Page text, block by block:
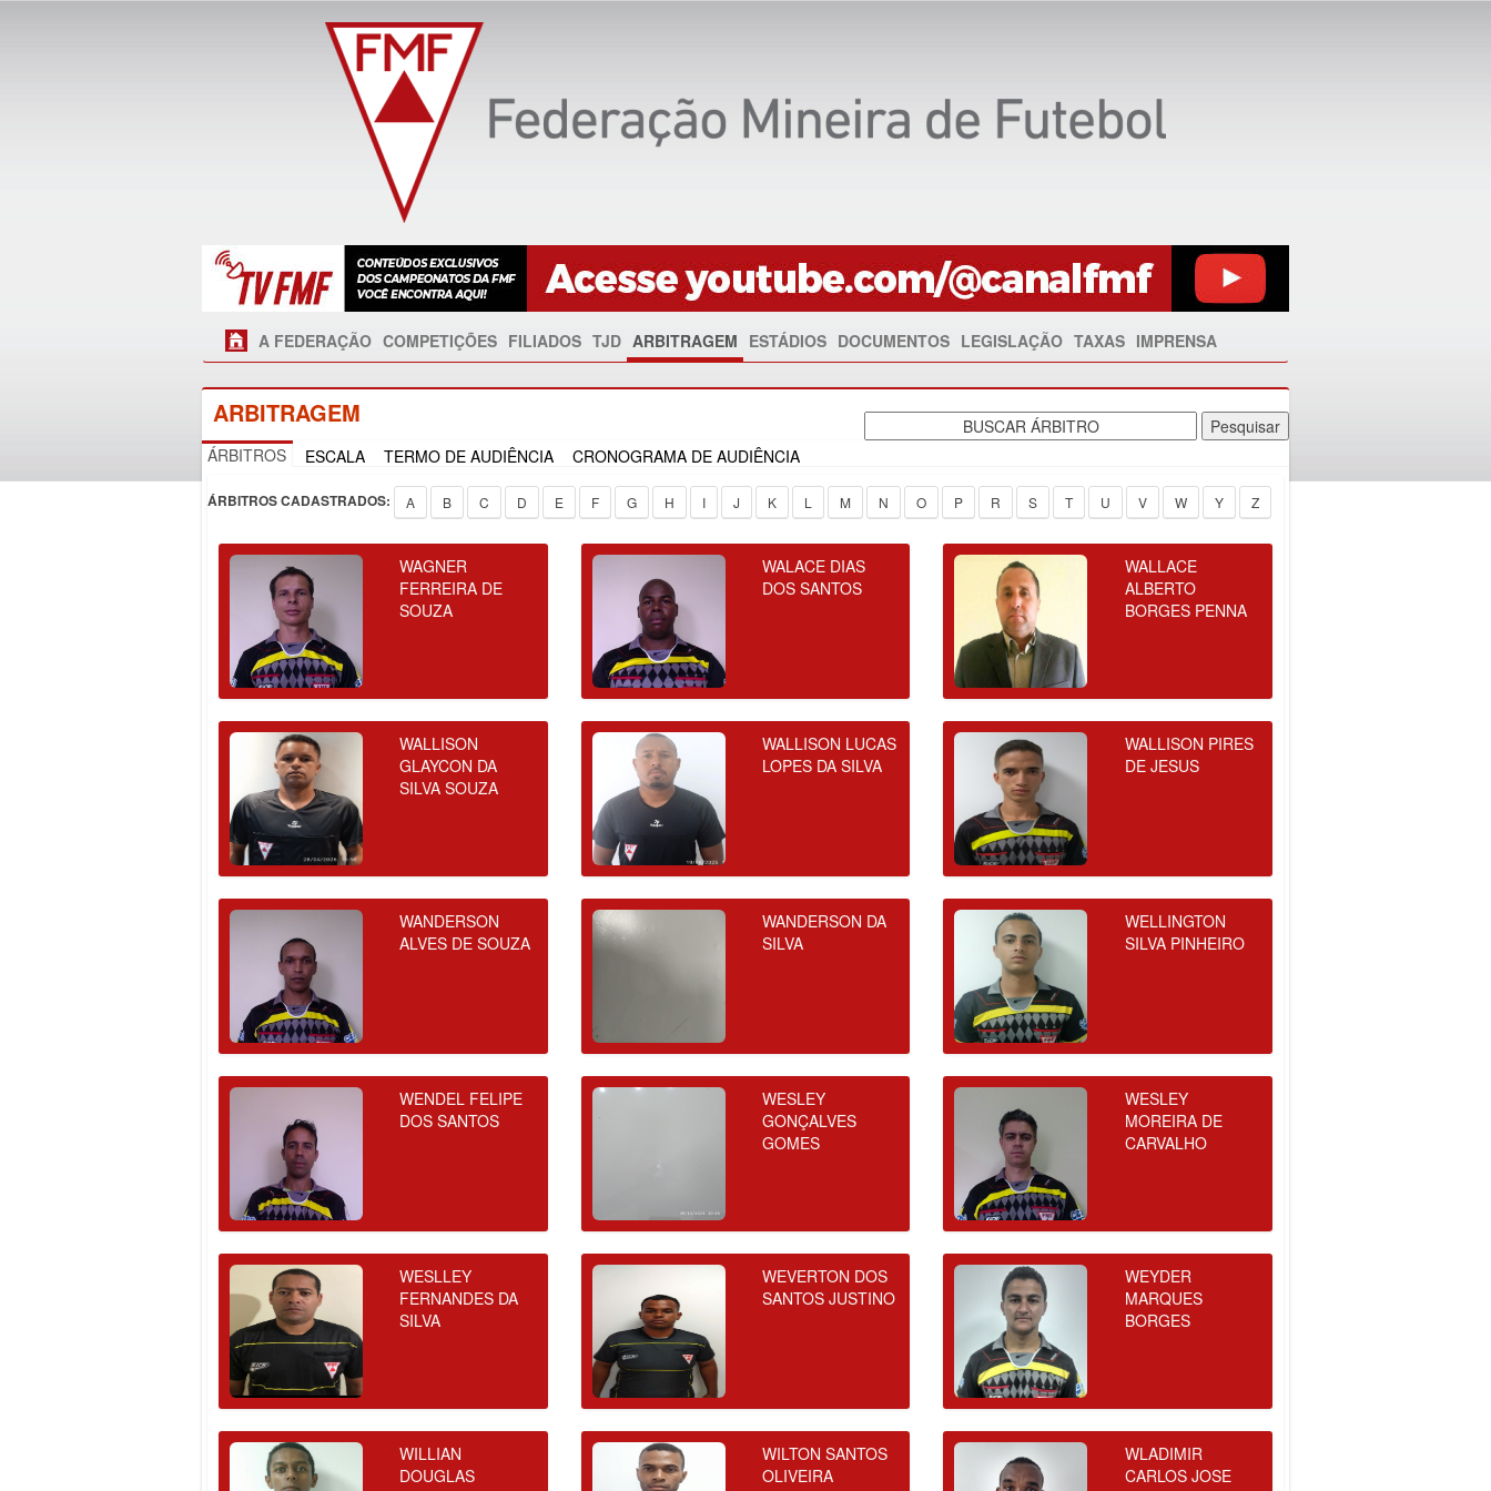
A FEDERAÇÃO COMPETIÇÕES FILIADOS TJD ARBITRAGEM ESTÁDIOS DOCUMENTOS LEGISLAÇÃO TAXAS IMPRENSA
ARBITRAGEM
ÁRBITROS ESCALA TERMO DE AUDIÊNCIA CRONOGRAMA DE AUDIÊNCIA
ÁRBITROS CADASTRADOS: A B C D E F G H I J K L M N O P R S T U V W Y Z
WAGNER
FERREIRA DE
SOUZA
WALACE DIAS
DOS SANTOS
WALLACE
ALBERTO
BORGES PENNA
WALLISON
GLAYCON DA
SILVA SOUZA
WALLISON LUCAS
LOPES DA SILVA
WALLISON PIRES
DE JESUS
WANDERSON
ALVES DE SOUZA
WANDERSON DA
SILVA
WELLINGTON
SILVA PINHEIRO
WENDEL FELIPE
DOS SANTOS
WESLEY
GONÇALVES
GOMES
WESLEY
MOREIRA DE
CARVALHO
WESLLEY
FERNANDES DA
SILVA
WEVERTON DOS
SANTOS JUSTINO
WEYDER
MARQUES
BORGES
WILLIAN
DOUGLAS
WILTON SANTOS
OLIVEIRA
WLADIMIR
CARLOS JOSE